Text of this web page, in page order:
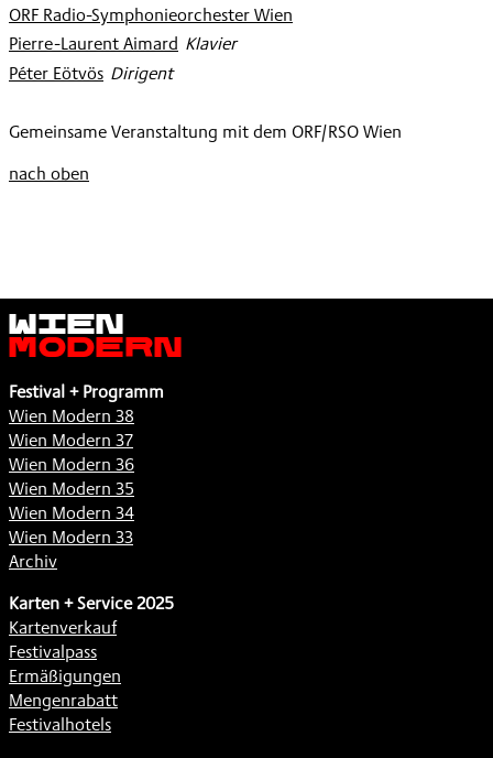
ORF Radio-Symphonieorchester Wien
Pierre-Laurent Aimard: Klavier
Péter Eötvös
: Dirigent
Gemeinsame Veranstaltung mit dem ORF/RSO Wien
nach oben
Wien
Modern
Festival + Programm
Wien Modern 38
Wien Modern 37
Wien Modern 36
Wien Modern 35
Wien Modern 34
Wien Modern 33
Archiv
Karten + Service 2025
Kartenverkauf
Festivalpass
Ermäßigungen
Mengenrabatt
Festivalhotels